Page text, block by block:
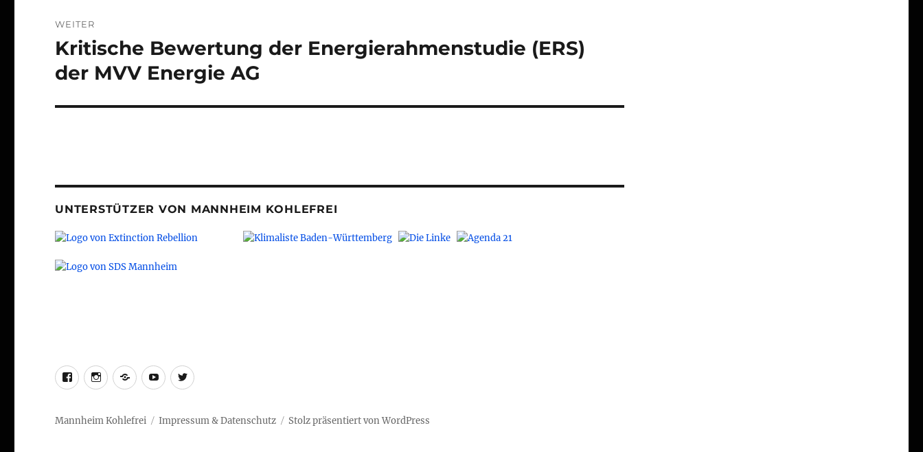
WEITER
Nächster
Beitrag:
Kritische Bewertung der Energierahmenstudie (ERS)
der MVV Energie AG
UNTERSTÜTZER VON MANNHEIM KOHLEFREI
facebookinstagram
telegram
youtubetwitter
Mannheim Kohlefrei Impressum & Datenschutz Stolz präsentiert von WordPress